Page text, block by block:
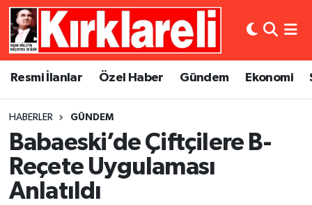
Resmi İlanlar Özel Haber Gündem Ekonomi
HABERLER GÜNDEM
Babaeski’de Çiftçilere B-
Reçete Uygulaması
Anlatıldı
Resmi İlanlar
Gündem
Ekonomi
Siyaset
Asayiş
Dünya
Eğitim
Kültür Sanat
Künye
Gizlilik Sözleşmesi
Merkez Nöbetçi Eczaneler
Merkez Trafik Yoğunluk Haritası
Süper Lig Puan Durumu ve Fikstür
Tüm Manşetler